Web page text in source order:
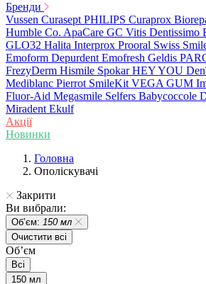
Бренди
Vussen Curasept PHILIPS Curaprox
Humble Co. ApaCare GC Vitis Dentissimo
GLO32 Halita Interprox Prooral Swiss
Emoform Depurdent Emofresh Geldis
FrezyDerm Hismile Spokar HEY YOU
Mediblanc Pierrot SmileKit VEGA GUM
Fluor-Aid Megasmile Selfers Babycoccole
Miradent Ekulf
Акції
Новинки
Головна
Ополіскувачі
Закрити
Ви вибрали:
Обʼєм: 150 мл
Очистити всі
Обʼєм
Всі
150 мл